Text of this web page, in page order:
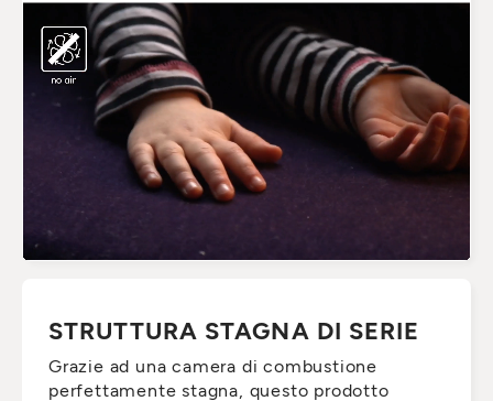
STRUTTURA STAGNA DI SERIE
Grazie ad una camera di combustione
perfettamente stagna, questo prodotto